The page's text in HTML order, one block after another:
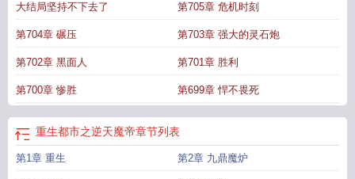
大结局坚持不下去了 第705章 危机时刻
第704章 碾压 第703章 强大的灵石炮
第702章 黑面人 第701章 胜利
第700章 惨胜 第699章 悍不畏死
重生都市之逆天魔帝章节列表
第1章 重生 第2章 九鼎魔炉